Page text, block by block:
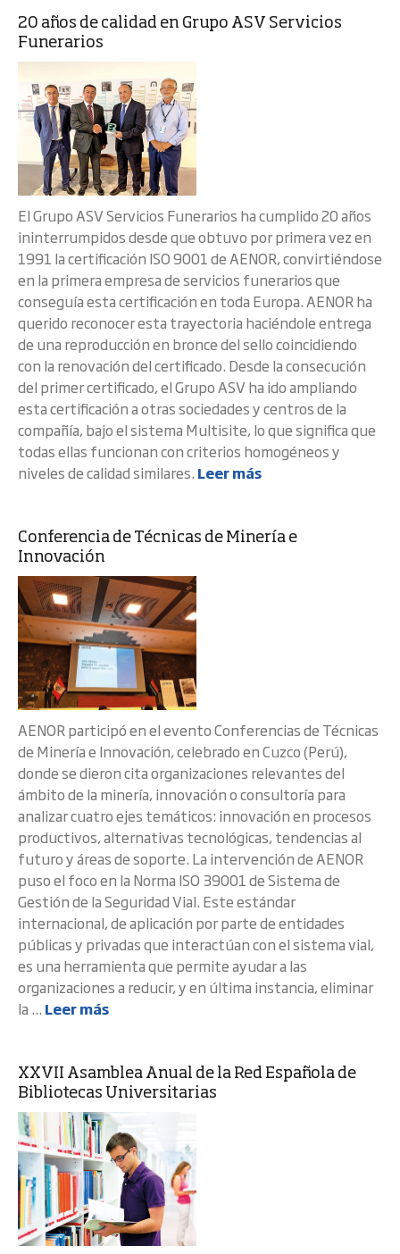
20 años de calidad en Grupo ASV Servicios
Funerarios
El Grupo ASV Servicios Funerarios ha cumplido 20 años
ininterrumpidos desde que obtuvo por primera vez en
1991 la certificación ISO 9001 de AENOR, convirtiéndose
en la primera empresa de servicios funerarios que
conseguía esta certificación en toda Europa. AENOR ha
querido reconocer esta trayectoria haciéndole entrega
de una reproducción en bronce del sello coincidiendo
con la renovación del certificado. Desde la consecución
del primer certificado, el Grupo ASV ha ido ampliando
esta certificación a otras sociedades y centros de la
compañía, bajo el sistema Multisite, lo que significa que
todas ellas funcionan con criterios homogéneos y
niveles de calidad similares. Leer más
Conferencia de Técnicas de Minería e
Innovación
AENOR participó en el evento Conferencias de Técnicas
de Minería e Innovación, celebrado en Cuzco (Perú),
donde se dieron cita organizaciones relevantes del
ámbito de la minería, innovación o consultoría para
analizar cuatro ejes temáticos: innovación en procesos
productivos, alternativas tecnológicas, tendencias al
futuro y áreas de soporte. La intervención de AENOR
puso el foco en la Norma ISO 39001 de Sistema de
Gestión de la Seguridad Vial. Este estándar
internacional, de aplicación por parte de entidades
públicas y privadas que interactúan con el sistema vial,
es una herramienta que permite ayudar a las
organizaciones a reducir, y en última instancia, eliminar
la ... Leer más
XXVII Asamblea Anual de la Red Española de
Bibliotecas Universitarias